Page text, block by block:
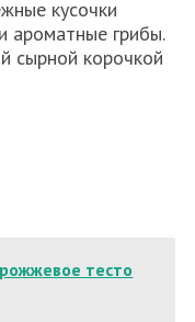
кусочки
ароматные грибы.
сырной корочкой
тесто